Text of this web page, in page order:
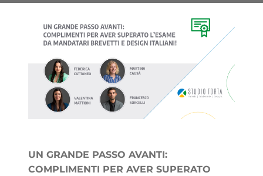
UN GRANDE PASSO AVANTI:
COMPLIMENTI PER AVER SUPERATO